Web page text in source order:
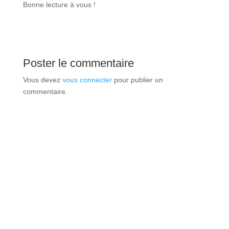
Bonne lecture à vous !
Poster le commentaire
Vous devez vous connecterpour publier un
commentaire.